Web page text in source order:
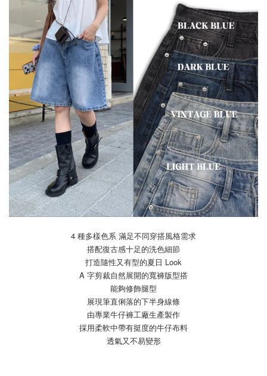
4 種多樣色系 滿足不同穿搭風格需求
搭配復古感十足的洗色細節
打造隨性又有型的夏日 Look
A 字剪裁自然展開的寬褲版型搭
能夠修飾腿型
展現筆直俐落的下半身線條
由專業牛仔褲工廠生產製作
採用柔軟中帶有挺度的牛仔布料
透氣又不易變形